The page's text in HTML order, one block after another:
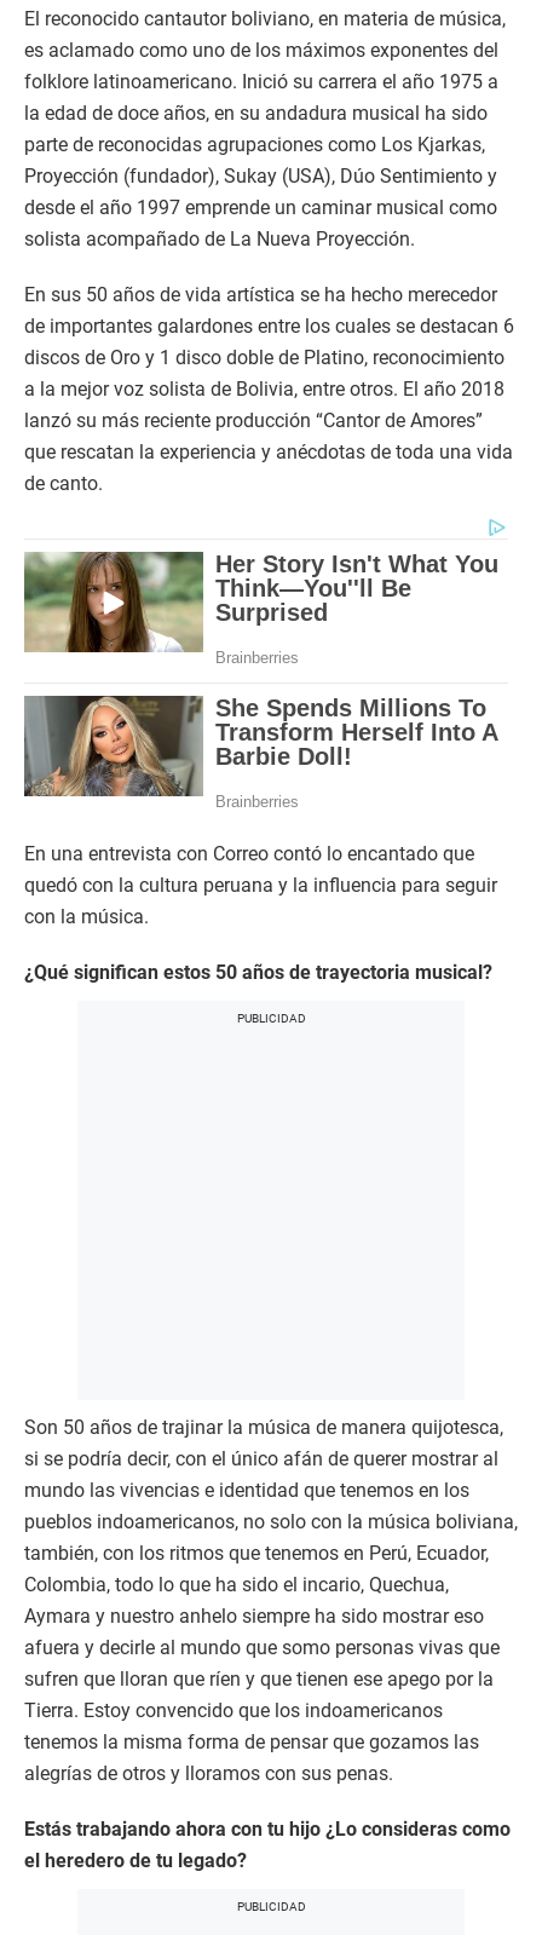
El reconocido cantautor boliviano, en materia de música,
es aclamado como uno de los máximos exponentes del
folklore latinoamericano. Inició su carrera el año 1975 a
la edad de doce años, en su andadura musical ha sido
parte de reconocidas agrupaciones como Los Kjarkas,
Proyección (fundador), Sukay (USA), Dúo Sentimiento y
desde el año 1997 emprende un caminar musical como
solista acompañado de La Nueva Proyección.
En sus 50 años de vida artística se ha hecho merecedor
de importantes galardones entre los cuales se destacan 6
discos de Oro y 1 disco doble de Platino, reconocimiento
a la mejor voz solista de Bolivia, entre otros. El año 2018
lanzó su más reciente producción “Cantor de Amores”
que rescatan la experiencia y anécdotas de toda una vida
de canto.
En una entrevista con Correo contó lo encantado que
quedó con la cultura peruana y la influencia para seguir
con la música.
¿Qué significan estos 50 años de trayectoria musical?
Son 50 años de trajinar la música de manera quijotesca,
si se podría decir, con el único afán de querer mostrar al
mundo las vivencias e identidad que tenemos en los
pueblos indoamericanos, no solo con la música boliviana,
también, con los ritmos que tenemos en Perú, Ecuador,
Colombia, todo lo que ha sido el incario, Quechua,
Aymara y nuestro anhelo siempre ha sido mostrar eso
afuera y decirle al mundo que somo personas vivas que
sufren que lloran que ríen y que tienen ese apego por la
Tierra. Estoy convencido que los indoamericanos
tenemos la misma forma de pensar que gozamos las
alegrías de otros y lloramos con sus penas.
Estás trabajando ahora con tu hijo ¿Lo consideras como
el heredero de tu legado?